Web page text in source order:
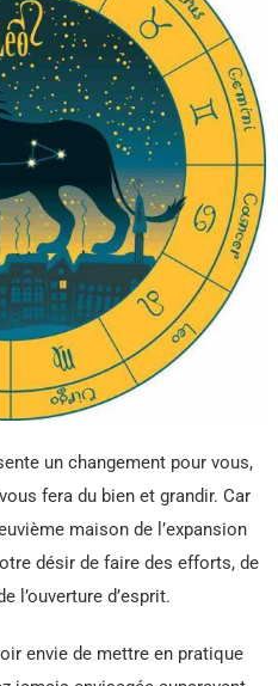
un changement pour vous,
fera du bien et grandir. Car
maison de l’expansion
désir de faire des efforts, de
l’ouverture d’esprit.
envie de mettre en pratique